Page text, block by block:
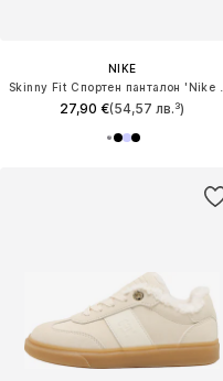
NIKE
27,90 €(54,57 лв.³)